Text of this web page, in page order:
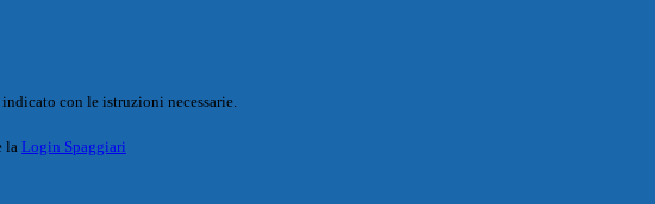
con le istruzioni necessarie.
la Login Spaggiari